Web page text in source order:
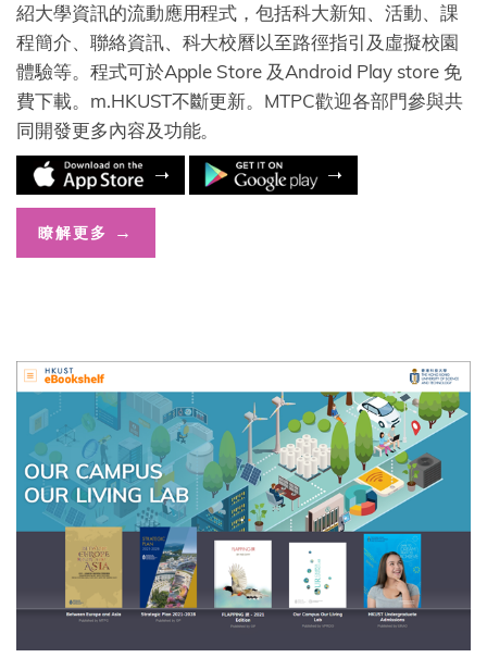
紹大學資訊的流動應用程式，包括科大新知、活動、課
程簡介、聯絡資訊、科大校曆以至路徑指引及虛擬校園
體驗等。程式可於Apple Store 及Android Play store 免
費下載。m.HKUST不斷更新。MTPC歡迎各部門參與共
同開發更多內容及功能。
Links
Website
Link瞭解更多
Image